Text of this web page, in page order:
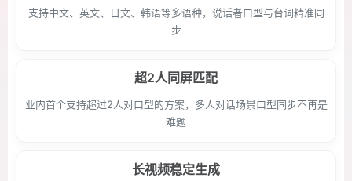
支持中文、英文、日文、韩语等多语种，说话者口型与台词精准同
步
超2人同屏匹配
业内首个支持超过2人对口型的方案，多人对话场景口型同步不再是
难题
长视频稳定生成